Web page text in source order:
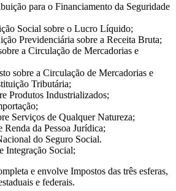
para o Financiamento da Seguridade
Social sobre o Lucro Líquido;
Previdenciária sobre a Receita Bruta;
a Circulação de Mercadorias e
sobre a Circulação de Mercadorias e
Tributária;
Produtos Industrializados;
Serviços de Qualquer Natureza;
da Pessoa Jurídica;
do Seguro Social.
Integração Social;
e envolve Impostos das três esferas,
e federais.